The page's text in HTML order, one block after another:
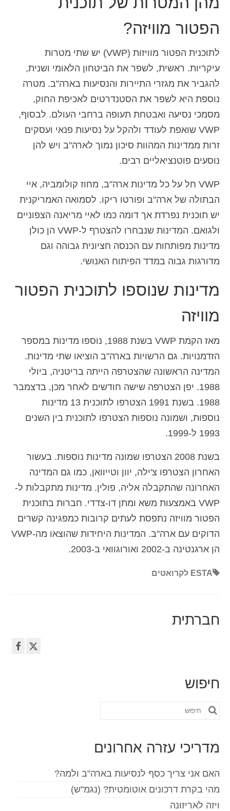
הפטור מוויזה?
לתוכנית הפטור מוויזות (VWP) יש שתי מטרות
עיקריות. ראשית, לשפר את הביטחון הלאומי ושנית,
להגביר את מגזרי התיירות והנסיעות בארה"ב. מטרה
נוספת היא לשפר את הסטנדרטים לאכיפת החוק,
מסמכי נסיעה ואבטחת תעופה ברחבי העולם. לבסוף,
VWP שואפת לעודד ולהקל על נסיעות פנאי ועסקים
זרות ממדינות המהוות סיכון נמוך לארה"ב ויש להן
נוסעים פוטנציאליים רבים.
VWP חל על כל מדינות ארה"ב, מחוז קולומביה, איי
הבתולה של ארה"ב ופורטו ריקו. לסמואה האמריקנית
יש תוכנית נפרדת אך דומה כמו לאיי מריאנה הצפוניים
ולגואם. המדינות שנבחרו להצטרף ל-VWP הן כולן
מדינות מפותחות עם הכנסה חציונית גבוהה וגם
מדורגות גבוה במדד הפיתוח האנושי.
מדינות שנוספו לתוכנית הפטור
מוויזה
מאז הקמת VWP בשנת 1988, נוספו מדינות במספר
הזדמנויות. גם הרשויות בארה"ב הוציאו שתי מדינות.
המדינה הראשונה שהצטרפה הייתה בריטניה, ביולי
1988. יפן הצטרפה שישה חודשים לאחר מכן, בדצמבר
1988. בשנת 1991 הצטרפו לתוכנית 13 מדינות
נוספות, ושמונה נוספות הצטרפו לתוכנית בין השנים
1993 ל-1999.
בשנת 2008 הצטרפו שמונה מדינות נוספות. בעשור
האחרון הצטרפו צ'ילה, יוון וטייוואן, כמו גם המדינה
האחרונה שהתקבלה אליה, פולין. מדינות מתקבלות ל-
VWP באמצעות משא ומתן דו-צדדי. חברות בתוכנית
הפטור מוויזה נתפסת לעתים קרובות כמפגינה קשרים
הדוקים עם ארה"ב. המדינות היחידות שהוצאו מה-VWP
הן ארגנטינה ב-2002 ואורוגוואי ב-2003.
ESTA לקרואטים
חברתית
חיפוש
חפש
מדריכי עזרה אחרונים
האם אני צריך כסף לנסיעות בארה"ב ולמה?
מהי בקרת דרכונים אוטומטית? (נגמ"ש)
ויזה לאריזונה